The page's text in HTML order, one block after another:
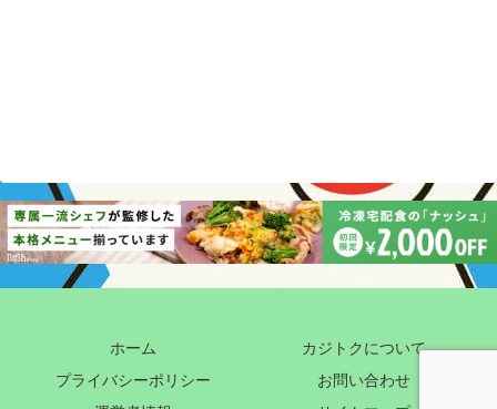
ホーム
カジトクについて
プライバシーポリシー
お問い合わせ